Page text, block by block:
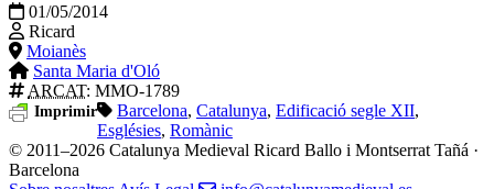
01/05/2014
Ricard
Moianès
Santa Maria d'Oló
ARCAT: MMO-1789
Imprimir Barcelona, Catalunya, Edificació segle XII,
Esglésies, Romànic
© 2011–2026 Catalunya Medieval Ricard Ballo i Montserrat Tañá ·
Barcelona